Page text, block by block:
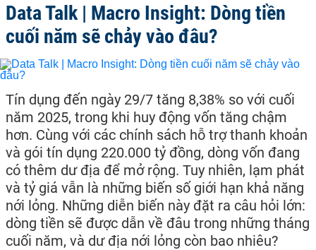
Data Talk | Macro Insight: Dòng tiền
cuối năm sẽ chảy vào đâu?
Tín dụng đến ngày 29/7 tăng 8,38% so với cuối
năm 2025, trong khi huy động vốn tăng chậm
hơn. Cùng với các chính sách hỗ trợ thanh khoản
và gói tín dụng 220.000 tỷ đồng, dòng vốn đang
có thêm dư địa để mở rộng. Tuy nhiên, lạm phát
và tỷ giá vẫn là những biến số giới hạn khả năng
nới lỏng. Những diễn biến này đặt ra câu hỏi lớn:
dòng tiền sẽ được dẫn về đâu trong những tháng
cuối năm, và dư địa nới lỏng còn bao nhiêu?